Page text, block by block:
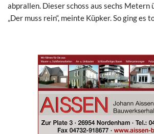
abprallen. Dieser schoss aus sechs Metern
„Der muss rein“, meinte Küpker. So ging es